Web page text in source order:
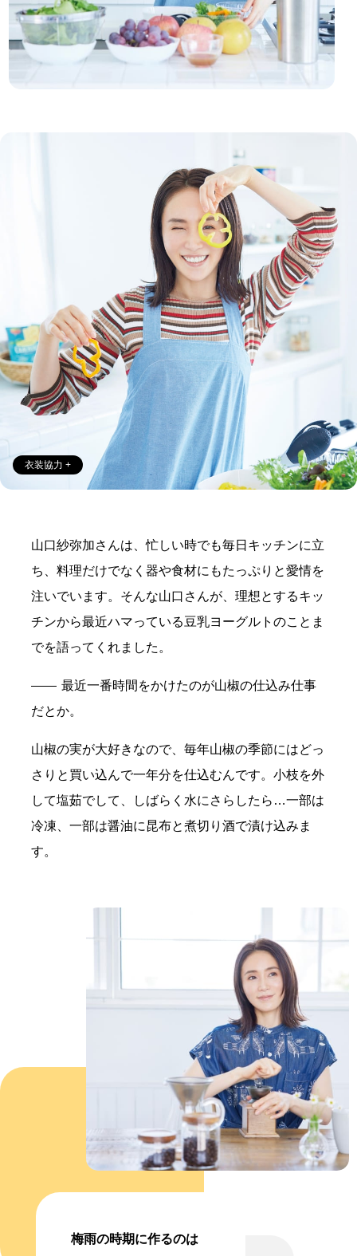
衣装協力 +
山口紗弥加さんは、忙しい時でも毎日キッチンに立
ち、料理だけでなく器や食材にもたっぷりと愛情を
注いでいます。そんな山口さんが、理想とするキッ
チンから最近ハマっている豆乳ヨーグルトのことま
でを語ってくれました。
最近一番時間をかけたのが山椒の仕込み仕事
だとか。
山椒の実が大好きなので、毎年山椒の季節にはどっ
さりと買い込んで一年分を仕込むんです。小枝を外
して塩茹でして、しばらく水にさらしたら…一部は
冷凍、一部は醤油に昆布と煮切り酒で漬け込みま
す。
梅雨の時期に作るのは